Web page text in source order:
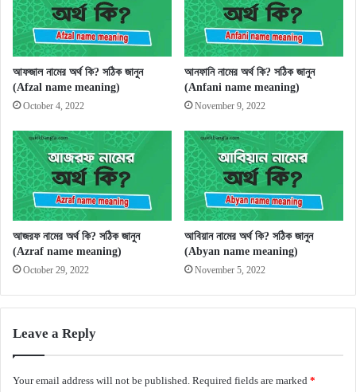
আফজাল নামের অর্থ কি? সঠিক জানুন
(Afzal name meaning)
October 4, 2022
আনফানি নামের অর্থ কি? সঠিক জানুন
(Anfani name meaning)
November 9, 2022
আজরফ নামের অর্থ কি? সঠিক জানুন
(Azraf name meaning)
October 29, 2022
আবিয়ান নামের অর্থ কি? সঠিক জানুন
(Abyan name meaning)
November 5, 2022
Leave a Reply
Your email address will not be published. Required fields are marked *